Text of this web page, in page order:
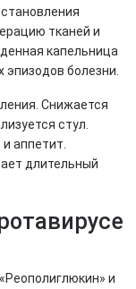
тканей и
капельница
болезни.
Снижается
стул.
аппетит.
длительный
и